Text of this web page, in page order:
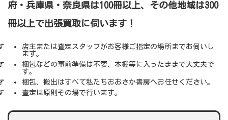
府・兵庫県・奈良県は100冊以上、その他地域は300
冊以上で出張買取に伺います！
店主または査定スタッフがお客様ご指定の場所までお伺いし
ます。
梱包などの事前準備は不要、本棚等に入ったままで大丈夫で
す。
梱包、搬出はすべて私たちおおさか書房へお任せください。
査定は原則その場で行います。